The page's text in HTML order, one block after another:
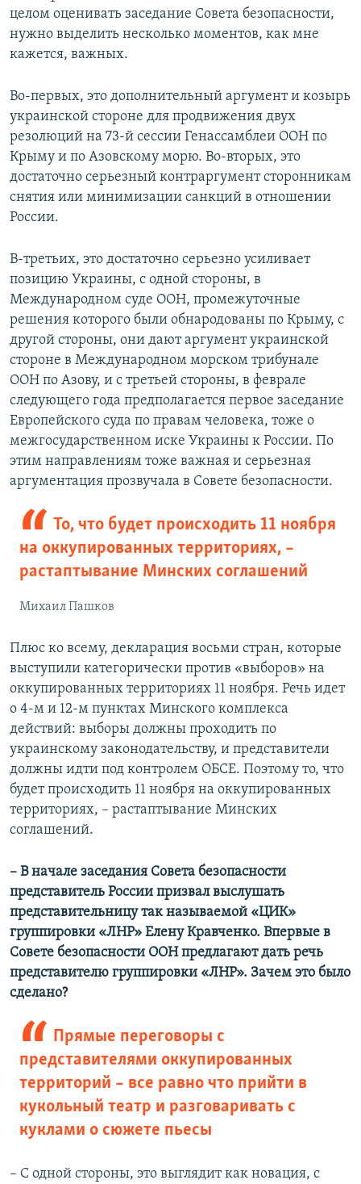
целом оценивать заседание Совета безопасности,
нужно выделить несколько моментов, как мне
кажется, важных.
Во-первых, это дополнительный аргумент и козырь
украинской стороне для продвижения двух
резолюций на 73-й сессии Генассамблеи ООН по
Крыму и по Азовскому морю. Во-вторых, это
достаточно серьезный контраргумент сторонникам
снятия или минимизации санкций в отношении
России.
В-третьих, это достаточно серьезно усиливает
позицию Украины, с одной стороны, в
Международном суде ООН, промежуточные
решения которого были обнародованы по Крыму, с
другой стороны, они дают аргумент украинской
стороне в Международном морском трибунале
ООН по Азову, и с третьей стороны, в феврале
следующего года предполагается первое заседание
Европейского суда по правам человека, тоже о
межгосударственном иске Украины к России. По
этим направлениям тоже важная и серьезная
аргументация прозвучала в Совете безопасности.
То, что будет происходить 11 ноября
на оккупированных территориях, –
растаптывание Минских соглашений
Михаил Пашков
Плюс ко всему, декларация восьми стран, которые
выступили категорически против «выборов» на
оккупированных территориях 11 ноября. Речь идет
о 4-м и 12-м пунктах Минского комплекса
действий: выборы должны проходить по
украинскому законодательству, и представители
должны идти под контролем ОБСЕ. Поэтому то, что
будет происходить 11 ноября на оккупированных
территориях, – растаптывание Минских
соглашений.
– В начале заседания Совета безопасности
представитель России призвал выслушать
представительницу так называемой «ЦИК»
группировки «ЛНР» Елену Кравченко. Впервые в
Совете безопасности ООН предлагают дать речь
представителю группировки «ЛНР». Зачем это было
сделано?
Прямые переговоры с
представителями оккупированных
территорий – все равно что прийти в
кукольный театр и разговаривать с
куклами о сюжете пьесы
– С одной стороны, это выглядит как новация, с